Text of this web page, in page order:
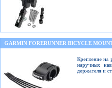
GARMIN FORERUNNER BICYCLE
Крепление на
наручных
держателя и